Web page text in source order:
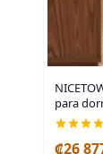
para
₡26